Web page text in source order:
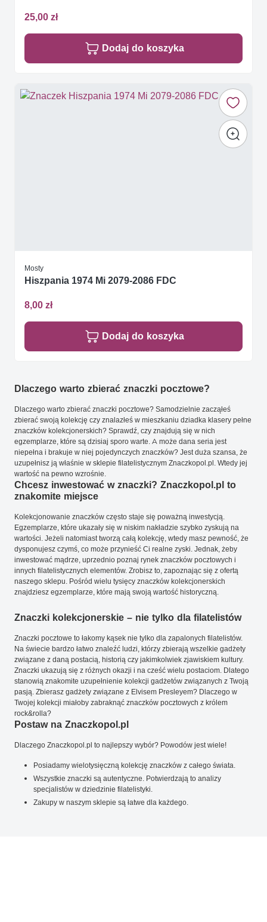
25,00 zł
Dodaj do koszyka
Mosty
Hiszpania 1974 Mi 2079-2086 FDC
8,00 zł
Dodaj do koszyka
Dlaczego warto zbierać znaczki pocztowe?
Dlaczego warto zbierać znaczki pocztowe? Samodzielnie zacząłeś
zbierać swoją kolekcję czy znalazłeś w mieszkaniu dziadka klasery pełne
znaczków kolekcjonerskich? Sprawdź, czy znajdują się w nich
egzemplarze, które są dzisiaj sporo warte. A może dana seria jest
niepełna i brakuje w niej pojedynczych znaczków? Jest duża szansa, że
uzupełnisz ją właśnie w sklepie filatelistycznym Znaczkopol.pl. Wtedy jej
wartość na pewno wzrośnie.
Chcesz inwestować w znaczki? Znaczkopol.pl to
znakomite miejsce
Kolekcjonowanie znaczków często staje się poważną inwestycją.
Egzemplarze, które ukazały się w niskim nakładzie szybko zyskują na
wartości. Jeżeli natomiast tworzą całą kolekcję, wtedy masz pewność, że
dysponujesz czymś, co może przynieść Ci realne zyski. Jednak, żeby
inwestować mądrze, uprzednio poznaj rynek znaczków pocztowych i
innych filatelistycznych elementów. Zrobisz to, zapoznając się z ofertą
naszego sklepu. Pośród wielu tysięcy znaczków kolekcjonerskich
znajdziesz egzemplarze, które mają swoją wartość historyczną.
Znaczki kolekcjonerskie – nie tylko dla filatelistów
Znaczki pocztowe to łakomy kąsek nie tylko dla zapalonych filatelistów.
Na świecie bardzo łatwo znaleźć ludzi, którzy zbierają wszelkie gadżety
związane z daną postacią, historią czy jakimkolwiek zjawiskiem kultury.
Znaczki ukazują się z różnych okazji i na cześć wielu postaciom. Dlatego
stanowią znakomite uzupełnienie kolekcji gadżetów związanych z Twoją
pasją. Zbierasz gadżety związane z Elvisem Presleyem? Dlaczego w
Twojej kolekcji miałoby zabraknąć znaczków pocztowych z królem
rock&rolla?
Postaw na Znaczkopol.pl
Dlaczego Znaczkopol.pl to najlepszy wybór? Powodów jest wiele!
Posiadamy wielotysięczną kolekcję znaczków z całego świata.
Wszystkie znaczki są autentyczne. Potwierdzają to analizy
specjalistów w dziedzinie filatelistyki.
Zakupy w naszym sklepie są łatwe dla każdego.